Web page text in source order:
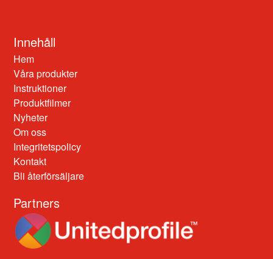
Innehåll
Hem
Våra produkter
Instruktioner
Produktfilmer
Nyheter
Om oss
Integritetspolicy
Kontakt
Bli återförsäljare
Partners